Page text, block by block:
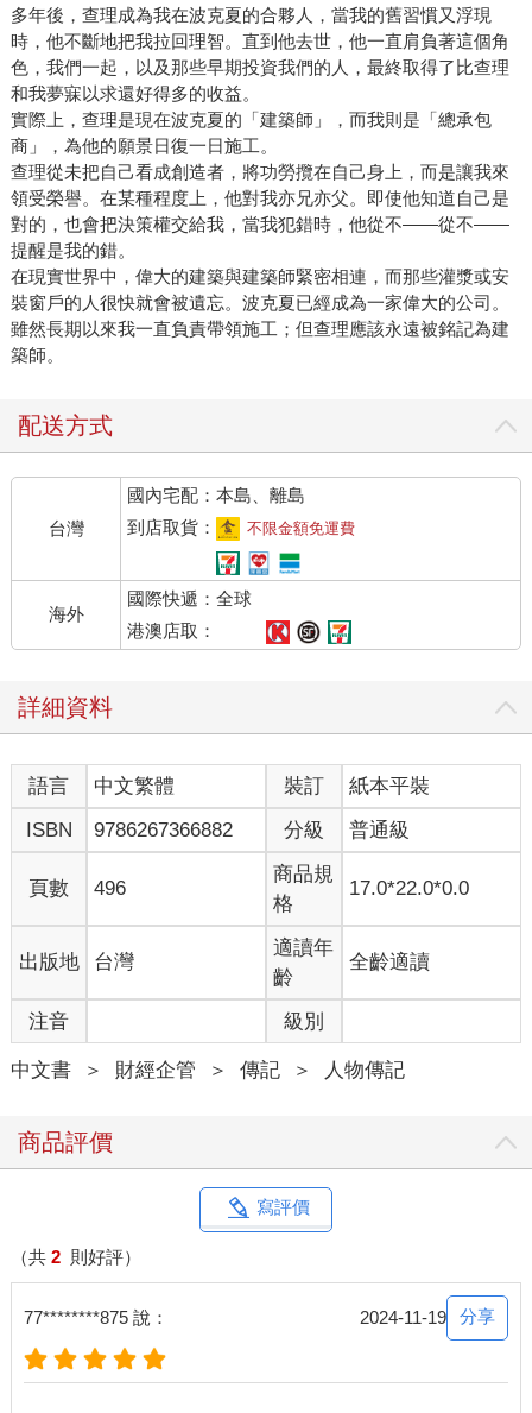
多年後，查理成為我在波克夏的合夥人，當我的舊習慣又浮現
時，他不斷地把我拉回理智。直到他去世，他一直肩負著這個角
色，我們一起，以及那些早期投資我們的人，最終取得了比查理
和我夢寐以求還好得多的收益。
實際上，查理是現在波克夏的「建築師」，而我則是「總承包
商」，為他的願景日復一日施工。
查理從未把自己看成創造者，將功勞攬在自己身上，而是讓我來
領受榮譽。在某種程度上，他對我亦兄亦父。即使他知道自己是
對的，也會把決策權交給我，當我犯錯時，他從不——從不——
提醒是我的錯。
在現實世界中，偉大的建築與建築師緊密相連，而那些灌漿或安
裝窗戶的人很快就會被遺忘。波克夏已經成為一家偉大的公司。
雖然長期以來我一直負責帶領施工；但查理應該永遠被銘記為建
築師。
配送方式
台灣
國內宅配：本島、離島
到店取貨：
不限金額免運費
海外
國際快遞：全球
港澳店取：
詳細資料
語言 中文繁體 裝訂
紙本平裝
ISBN
9786267366882 分級 普通級
頁數 496
商品規
格
17.0*22.0*0.0
出版地 台灣
適讀年
齡
全齡適讀
注音 級別
中文書 ＞ 財經企管 ＞ 傳記 ＞ 人物傳記
商品評價
寫評價
（共 2 則好評）
77********875 說： 2024-11-19 分享